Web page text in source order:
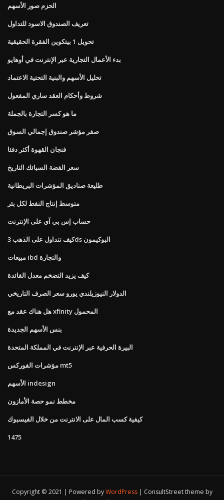
الحزم صور الأسهم
تعريف الصندوق الاسود للتداول
تحويل 1 بيتكوين الفقرة الحقيقية
بدء الأعمال التجارية عبر الإنترنت في أوهايو
تحليل الأسهم والبنية التحتية الاعتماد
شروط وأحكام العقد ساري المفعول
ما هو كسر التجارة بالجملة
صفر مؤشر صندوق إجمالي السوق
فنجان القهوة أكثر دفئا
سعر الفضة السبائك التاريخ
طليعة صناديق المؤشرات البريطانية
متوسط ​​إنتاج النفط لكل بئر
حساب إس بي آي على الإنترنت
كيف تتداول على الذهب 3ds البوكيمون
مبيعات ibd والتجارة
كيف يزيد التضخم معدل الفائدة
الدولار النيوزيلندي يورو سعر الصرف التاريخي
هل هناك عقد مع xfinity المحمول
بنس الأسهم الجديدة
البيرة الحرفية عبر الإنترنت في المملكة المتحدة
مؤشرات الفوركس mt5
الأسهم indesign
مخطط نمو حصة الأمازون
كيفية كسب المال على الانترنت من خلال الفيسبوك
1475
Copyright © 2021 | Powered byWordPress
ConsultStreet theme by